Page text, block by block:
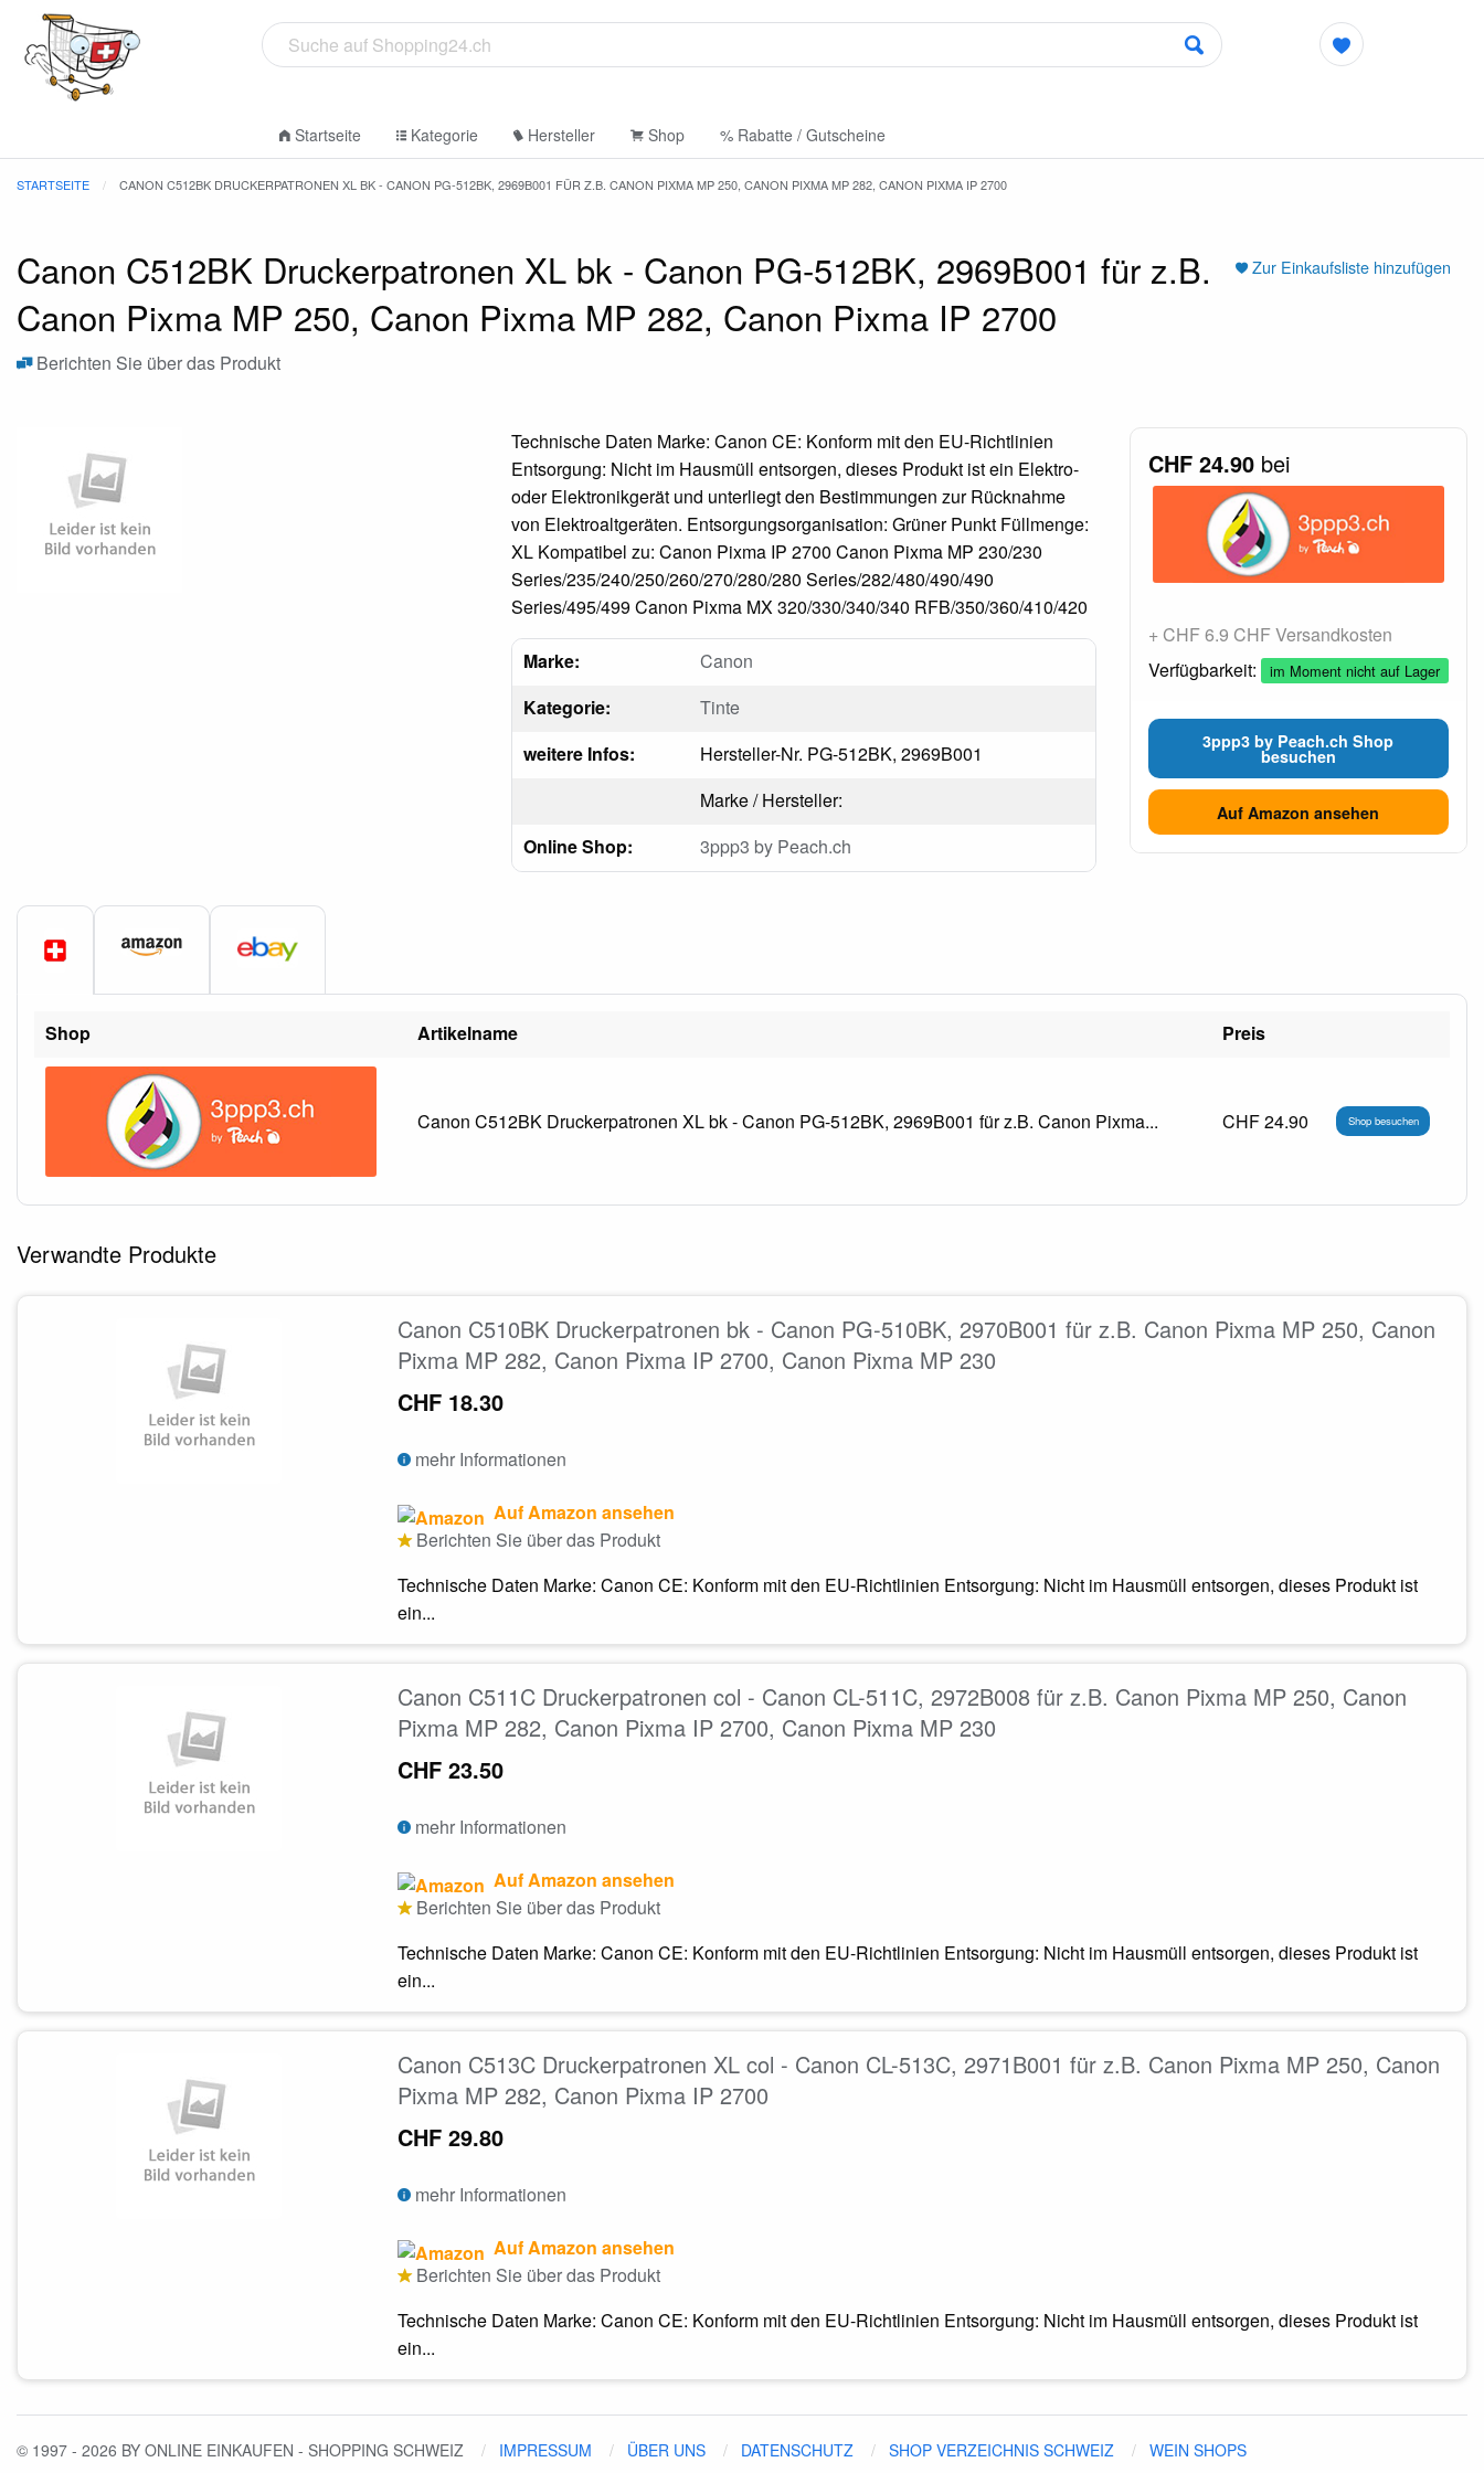
Startseite Kategorie Hersteller Shop % Rabatte / Gutscheine
STARTSEITE CANON C512BK DRUCKERPATRONEN XL BK - CANON PG-512BK, 2969B001 FÜR Z.B. CANON PIXMA MP 250, CANON PIXMA MP 282, CANON PIXMA IP 2700
Zur Einkaufsliste hinzufügen
Canon C512BK Druckerpatronen XL bk - Canon PG-512BK, 2969B001 für z.B.
Canon Pixma MP 250, Canon Pixma MP 282, Canon Pixma IP 2700
Berichten Sie über das Produkt
Technische Daten Marke: Canon CE: Konform mit den EU-Richtlinien
Entsorgung: Nicht im Hausmüll entsorgen, dieses Produkt ist ein Elektro-
oder Elektronikgerät und unterliegt den Bestimmungen zur Rücknahme
von Elektroaltgeräten. Entsorgungsorganisation: Grüner Punkt Füllmenge:
XL Kompatibel zu: Canon Pixma IP 2700 Canon Pixma MP 230/230
Series/235/240/250/260/270/280/280 Series/282/480/490/490
Series/495/499 Canon Pixma MX 320/330/340/340 RFB/350/360/410/420
Marke:
Canon
Kategorie:
Tinte
weitere Infos:
Hersteller-Nr. PG-512BK, 2969B001
Marke / Hersteller:
Online Shop:
3ppp3 by Peach.ch
CHF 24.90bei
+ CHF 6.9 CHF Versandkosten
Verfügbarkeit:
im Moment nicht auf Lager
3ppp3 by Peach.ch Shop
besuchen
Auf Amazon ansehen
Shop Artikelname Preis
Canon C512BK Druckerpatronen XL bk - Canon PG-512BK, 2969B001 für z.B. Canon Pixma... CHF 24.90 Shop besuchen
Verwandte Produkte
Canon C510BK Druckerpatronen bk - Canon PG-510BK, 2970B001 für z.B. Canon Pixma MP 250, Canon
Pixma MP 282, Canon Pixma IP 2700, Canon Pixma MP 230
CHF 18.30
mehr Informationen
Auf Amazon ansehen
Berichten Sie über das Produkt
Technische Daten Marke: Canon CE: Konform mit den EU-Richtlinien Entsorgung: Nicht im Hausmüll entsorgen, dieses Produkt ist
ein...
Canon C511C Druckerpatronen col - Canon CL-511C, 2972B008 für z.B. Canon Pixma MP 250, Canon
Pixma MP 282, Canon Pixma IP 2700, Canon Pixma MP 230
CHF 23.50
mehr Informationen
Auf Amazon ansehen
Berichten Sie über das Produkt
Technische Daten Marke: Canon CE: Konform mit den EU-Richtlinien Entsorgung: Nicht im Hausmüll entsorgen, dieses Produkt ist
ein...
Canon C513C Druckerpatronen XL col - Canon CL-513C, 2971B001 für z.B. Canon Pixma MP 250, Canon
Pixma MP 282, Canon Pixma IP 2700
CHF 29.80
mehr Informationen
Auf Amazon ansehen
Berichten Sie über das Produkt
Technische Daten Marke: Canon CE: Konform mit den EU-Richtlinien Entsorgung: Nicht im Hausmüll entsorgen, dieses Produkt ist
ein...
© 1997 - 2026 BY ONLINE EINKAUFEN - SHOPPING SCHWEIZ IMPRESSUM ÜBER UNS DATENSCHUTZ SHOP VERZEICHNIS SCHWEIZ WEIN SHOPS